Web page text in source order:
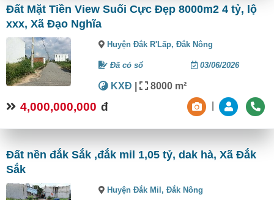
Đất Mặt Tiền View Suối Cực Đẹp 8000m2 4 tỷ, lộ
xxx, Xã Đạo Nghĩa
Huyện Đắk R'Lấp,Đắk Nông
Đã có sổ 03/06/2026
KXĐ | 8000 m²
4,000,000,000 đ
Đất nền đắk Sắk ,đắk mil 1,05 tỷ, dak hà, Xã Đắk
Sắk
Huyện Đắk Mil,Đắk Nông